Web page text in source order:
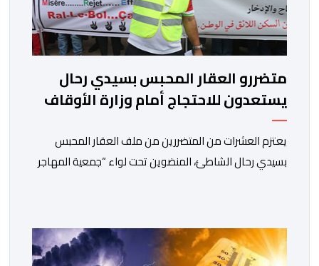
متضررو العقار المحبس بسيدي رحال
يستعدون للاحتجاج أمام وزارة الأوقاف
يعتزم العشرات من المتضررين من ملف العقار المحبس
بسيدي رحال الشاطئ، المنضوين تحت لواء “جمعية المهاجر
لوزارة الأوقاف والشؤون الإسلامية بحي حسان بالرباط،
وذلك للمطالبة بتسوية هذا الملف الذي ظل عالقا لسنوات